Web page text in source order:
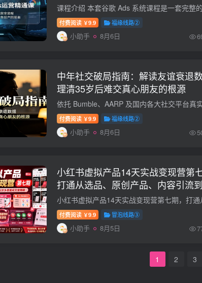
付费阅读 ￥9.9 福缘线路②
小助手 8月6日
中年社交破局指南：解读友谊衰退数
理清35岁后难交真心朋友的根源
付费阅读 ￥9.9 福缘线路②
小助手 8月6日
小红书虚拟产品14天实战变现营第七
打通从选品、原创产品、内容引流
道成交全链路
付费阅读 ￥9.9 冒泡线路③
小助手 8月5日
1 2 3